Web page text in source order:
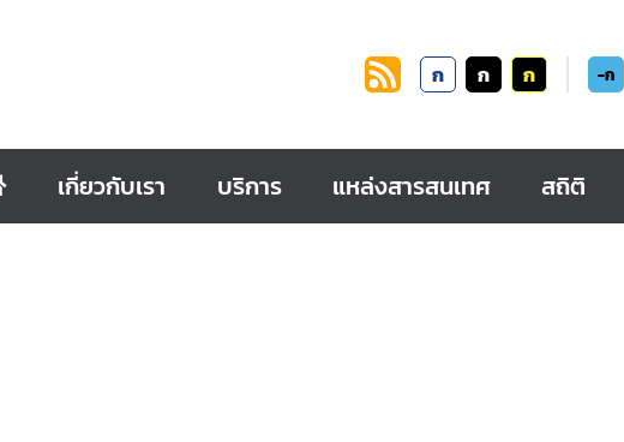
ก ก ก -ก
เกี่ยวกับเรา บริการ แหล่งสารสนเทศ สถิติ